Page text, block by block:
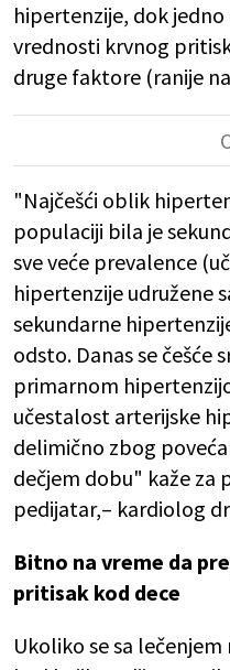
hipertenzije, dok jedno
vrednosti krvnog
druge faktore (ranije
"Najčešći oblik
populaciji bila je
sve veće prevalence
hipertenzije udružene
sekundarne
odsto. Danas se češće
primarnom
učestalost arterijske
delimično zbog
dečjem dobu" kaže za
pedijatar,– kardiolog dr
Bitno na vreme da
pritisak kod dece
Ukoliko se sa